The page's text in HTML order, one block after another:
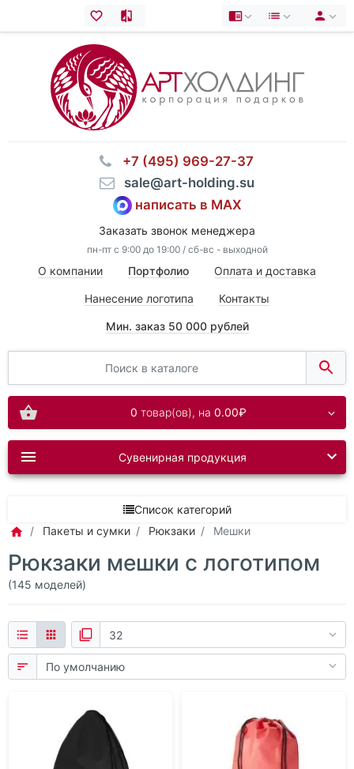
⠀+7 (495) 969-27-37
⠀sale@art-holding.su
написать в MAX
Заказать звонок менеджера
пн-пт с 9:00 до 19:00 / сб-вс - выходной
О компании Портфолио Оплата и доставка
Нанесение логотипа Контакты
Мин. заказ 50 000 рублей
0 товар(ов), на 0.00₽
Сувенирная продукция
Список категорий
Пакеты и сумки
Рюкзаки Мешки
Рюкзаки мешки с логотипом
(145 моделей)